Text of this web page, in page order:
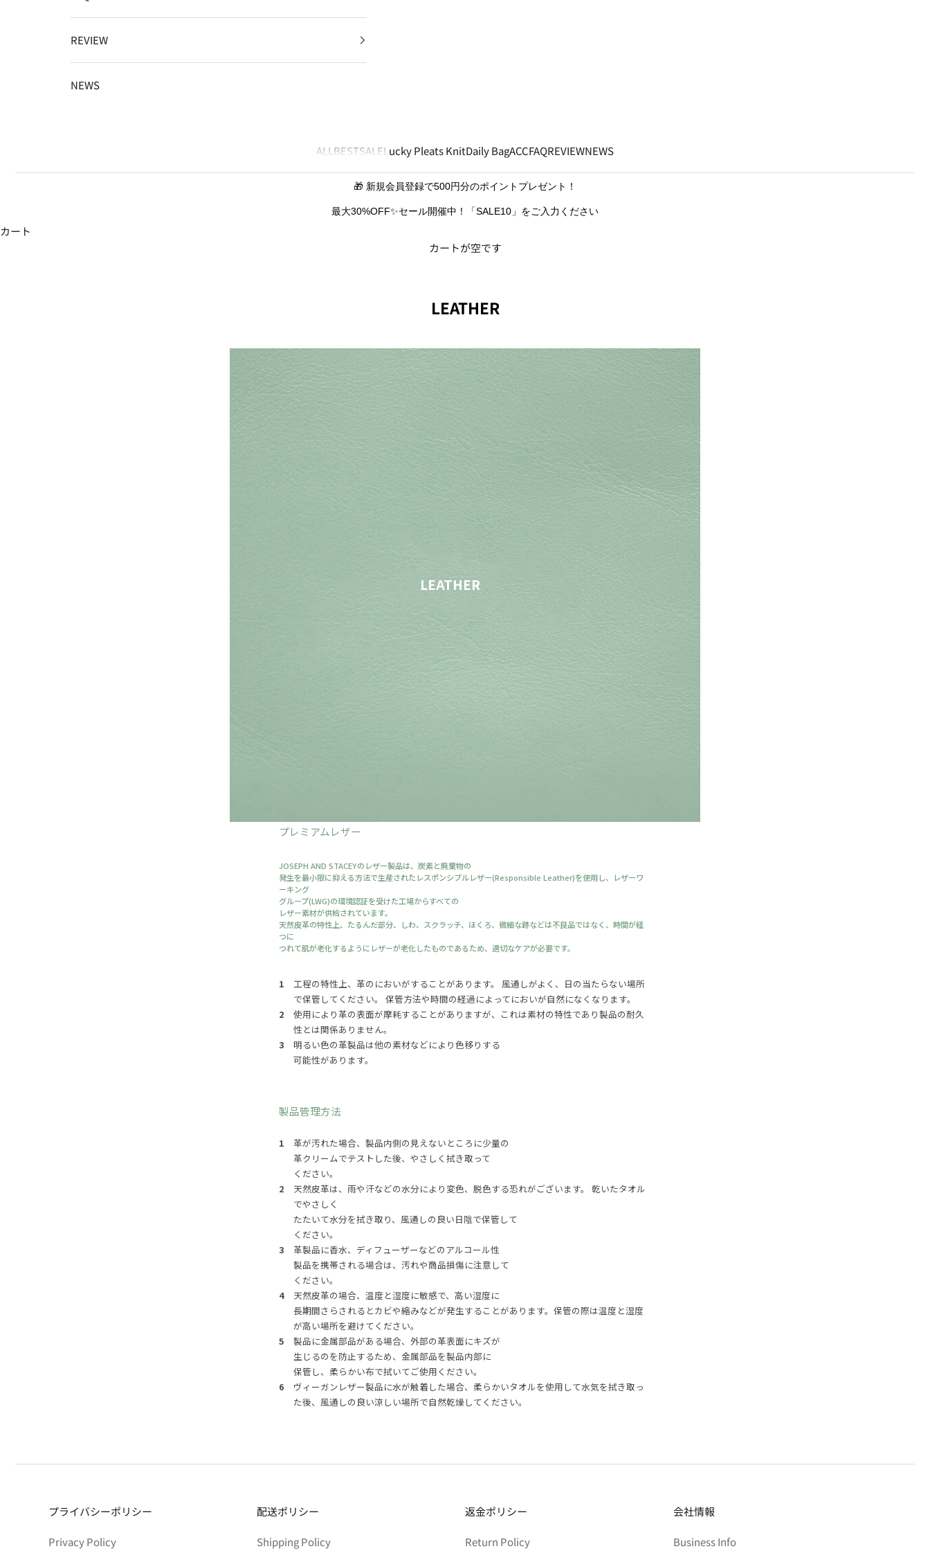
ALL BESTSALELucky Pleats KnitDaily BagACCFAQREVIEWNEWS
REVIEW
NEWS
🎁 新規会員登録で500円分のポイントプレゼント！
最大30%OFF✨セール開催中！「SALE10」をご入力ください
カート
カートが空です
LEATHER
LEATHER
プレミアムレザー
JOSEPH AND STACEYのレザー製品は、炭素と廃棄物の
発生を最小限に抑える方法で生産されたレスポンシブルレザー(Responsible Leather)を使用し、レザーワ
ーキング
グループ(LWG)の環境認証を受けた工場からすべての
レザー素材が供給されています。
天然皮革の特性上、たるんだ部分、しわ、スクラッチ、ほくろ、微細な跡などは不良品ではなく、時間が経
つに
つれて肌が老化するようにレザーが老化したものであるため、適切なケアが必要です。
1
工程の特性上、革のにおいがすることがあります。 風通しがよく、日の当たらない場所
で保管してください。 保管方法や時間の経過によってにおいが自然になくなります。
2
使用により革の表面が摩耗することがありますが、これは素材の特性であり製品の耐久
性とは関係ありません。
3
明るい色の革製品は他の素材などにより色移りする
可能性があります。
製品管理方法
1
革が汚れた場合、製品内側の見えないところに少量の
革クリームでテストした後、やさしく拭き取って
ください。
2
天然皮革は、雨や汗などの水分により変色、脱色する恐れがございます。 乾いたタオル
でやさしく
たたいて水分を拭き取り、風通しの良い日陰で保管して
ください。
3
革製品に香水、ディフューザーなどのアルコール性
製品を携帯される場合は、汚れや商品損傷に注意して
ください。
4
天然皮革の場合、温度と湿度に敏感で、高い湿度に
長期間さらされるとカビや縮みなどが発生することがあります。保管の際は温度と湿度
が高い場所を避けてください。
5
製品に金属部品がある場合、外部の革表面にキズが
生じるのを防止するため、金属部品を製品内部に
保管し、柔らかい布で拭いてご使用ください。
6
ヴィーガンレザー製品に水が触着した場合、柔らかいタオルを使用して水気を拭き取っ
た後、風通しの良い涼しい場所で自然乾燥してください。
プライバシーポリシー
Privacy Policy
配送ポリシー
Shipping Policy
返金ポリシー
Return Policy
会社情報
Business Info